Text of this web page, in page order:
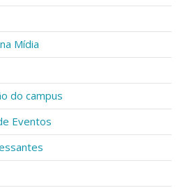
Mídia
do campus
Eventos